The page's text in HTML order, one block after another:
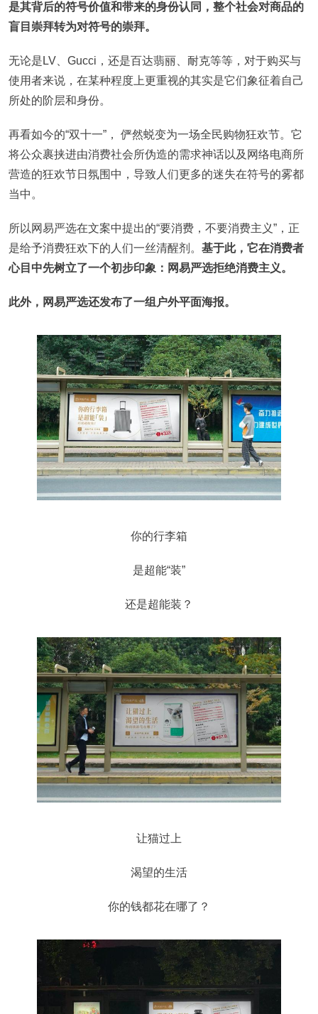
是其背后的符号价值和带来的身份认同，整个社会对商品的
盲目崇拜转为对符号的崇拜。
无论是LV、Gucci，还是百达翡丽、耐克等等，对于购买与
使用者来说，在某种程度上更重视的其实是它们象征着自己
所处的阶层和身份。
再看如今的“双十一”， 俨然蜕变为一场全民购物狂欢节。它
将公众裹挟进由消费社会所伪造的需求神话以及网络电商所
营造的狂欢节日氛围中，导致人们更多的迷失在符号的雾都
当中。
所以网易严选在文案中提出的“要消费，不要消费主义”，正
是给予消费狂欢下的人们一丝清醒剂。 基于此，它在消费者
心目中先树立了一个初步印象：网易严选拒绝消费主义。
此外，网易严选还发布了一组户外平面海报。
你的行李箱
是超能“装”
还是超能装？
让猫过上
渴望的生活
你的钱都花在哪了？